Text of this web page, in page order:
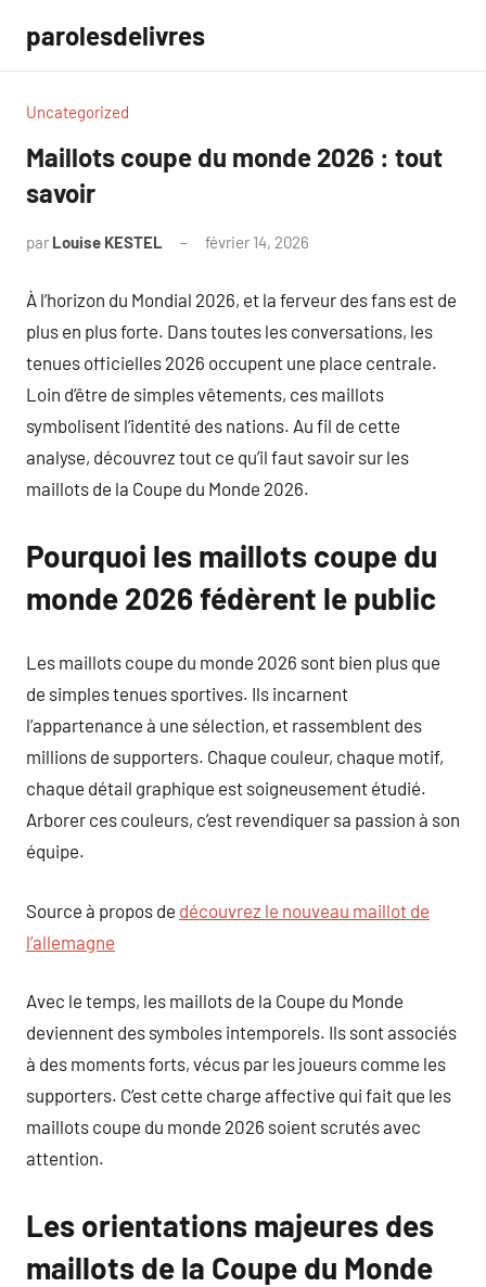
contenu
parolesdelivres
Uncategorized
Maillots coupe du monde 2026 : tout
savoir
par Louise KESTEL février 14, 2026
À l’horizon du Mondial 2026, et la ferveur des fans est de
plus en plus forte. Dans toutes les conversations, les
tenues officielles 2026 occupent une place centrale.
Loin d’être de simples vêtements, ces maillots
symbolisent l’identité des nations. Au fil de cette
analyse, découvrez tout ce qu’il faut savoir sur les
maillots de la Coupe du Monde 2026.
Pourquoi les maillots coupe du
monde 2026 fédèrent le public
Les maillots coupe du monde 2026 sont bien plus que
de simples tenues sportives. Ils incarnent
l’appartenance à une sélection, et rassemblent des
millions de supporters. Chaque couleur, chaque motif,
chaque détail graphique est soigneusement étudié.
Arborer ces couleurs, c’est revendiquer sa passion à son
équipe.
Source à propos de découvrez le nouveau maillot de
l’allemagne
Avec le temps, les maillots de la Coupe du Monde
deviennent des symboles intemporels. Ils sont associés
à des moments forts, vécus par les joueurs comme les
supporters. C’est cette charge affective qui fait que les
maillots coupe du monde 2026 soient scrutés avec
attention.
Les orientations majeures des
maillots de la Coupe du Monde